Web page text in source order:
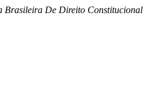
Brasileira De Direito Constitucional